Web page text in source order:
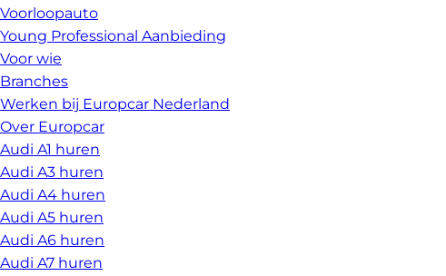
Voorloopauto
Young Professional Aanbieding
Voor wie
Branches
Werken bij Europcar Nederland
Over Europcar
Audi A1 huren
Audi A3 huren
Audi A4 huren
Audi A5 huren
Audi A6 huren
Audi A7 huren